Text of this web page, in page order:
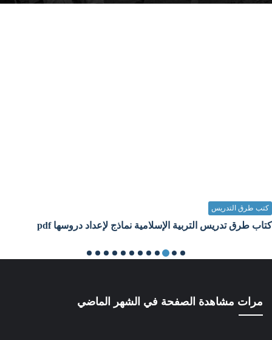
كتب طرق التدريس
كتاب طرق تدريس التربية الإسلامية نماذج لإعداد دروسها pdf
مرات مشاهدة الصفحة في الشهر الماضي